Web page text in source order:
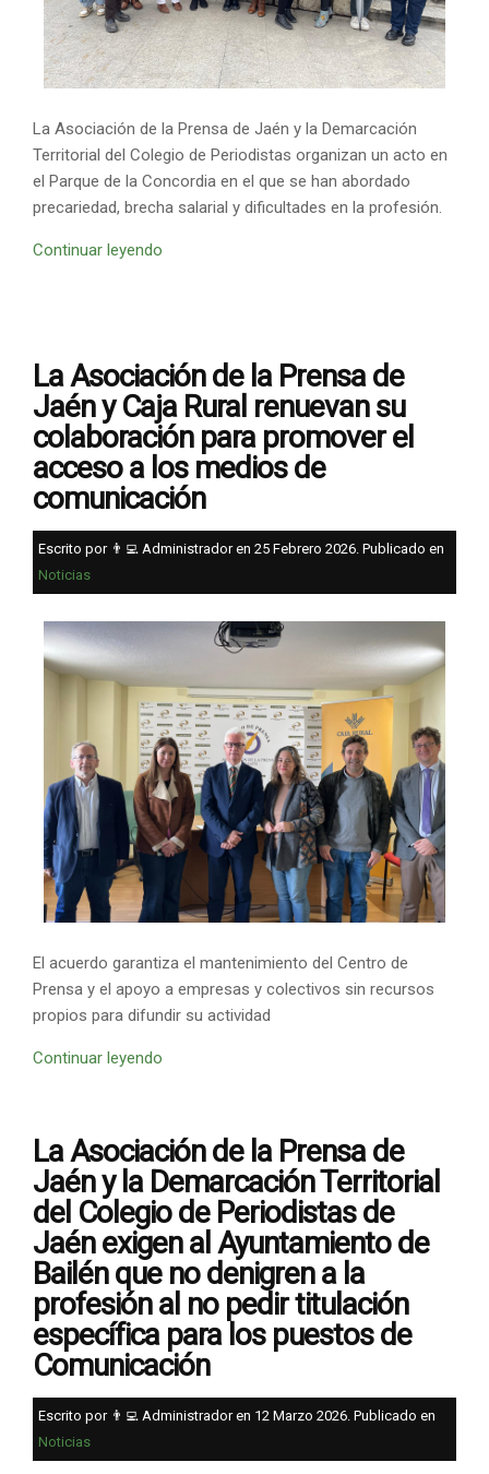
La Asociación de la Prensa de Jaén y la Demarcación
Territorial del Colegio de Periodistas organizan un acto en
el Parque de la Concordia en el que se han abordado
precariedad, brecha salarial y dificultades en la profesión.
Continuar leyendo
La Asociación de la Prensa de
Jaén y Caja Rural renuevan su
colaboración para promover el
acceso a los medios de
comunicación
Escrito por 👨‍💻 Administrador en 25 Febrero 2026. Publicado en
Noticias
El acuerdo garantiza el mantenimiento del Centro de
Prensa y el apoyo a empresas y colectivos sin recursos
propios para difundir su actividad
Continuar leyendo
La Asociación de la Prensa de
Jaén y la Demarcación Territorial
del Colegio de Periodistas de
Jaén exigen al Ayuntamiento de
Bailén que no denigren a la
profesión al no pedir titulación
específica para los puestos de
Comunicación
Escrito por 👨‍💻 Administrador en 12 Marzo 2026. Publicado en
Noticias